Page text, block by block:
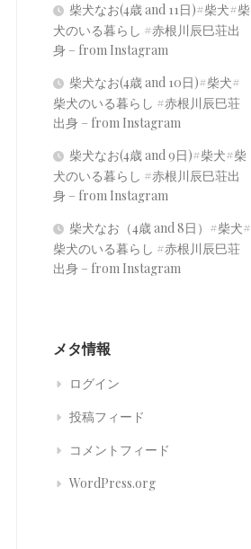
柴犬なお(4歳 and 11日)#柴犬#柴
犬のいる暮らし #赤根川辰巳荘出
身 – from Instagram
柴犬なお(4歳 and 10日)#柴犬#
柴犬のいる暮らし #赤根川辰巳荘
出身 – from Instagram
柴犬なお(4歳 and 9日)#柴犬#柴
犬のいる暮らし #赤根川辰巳荘出
身 – from Instagram
柴犬なお（4歳 and 8日）#柴犬#
柴犬のいる暮らし #赤根川辰巳荘
出身 – from Instagram
メタ情報
ログイン
投稿フィード
コメントフィード
WordPress.org